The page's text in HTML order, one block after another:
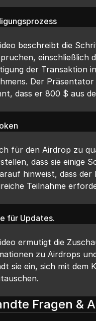
beschreibt die
einschließlich
der Transaktion
Der
dass er 800 $ aus
für den Airdrop zu
dass sie einige
hinweist, dass
Teilnahme
für Updates.
ermutigt die
zu Airdrops
sie ein, sich mit dem
Fragen &